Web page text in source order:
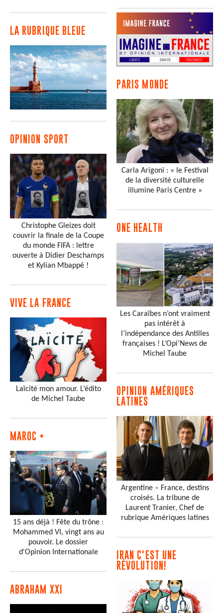
LA RUBRIQUE BLEUE
OPINION SPORT
Christophe Gleizes doit
couvrir la finale de la Coupe
du monde FIFA : lettre
ouverte à Didier Deschamps
et Kylian Mbappé !
VIVE LA FRANCE
Laïcité mon amour. L’édito
de Michel Taube
MAROC +
15 ans déjà ! Fête du trône :
Mohammed VI, vingt ans au
pouvoir. Le dossier
d'Opinion Internationale
ABRAHAM XXI
PARIS MONDE
Carla Arigoni : « le Festival
de la diversité culturelle
illumine Paris Centre »
ONE HEALTH
Les Caraïbes n’ont vraiment
pas intérêt à
l’indépendance des Antilles
françaises ! L’Opi’News de
Michel Taube
OPINION AMÉRIQUES
LATINES
Argentine – France, destins
croisés. La tribune de
Laurent Tranier, Chef de
rubrique Amériques latines
IRAN C'EST UNE
RÉVOLUTION!